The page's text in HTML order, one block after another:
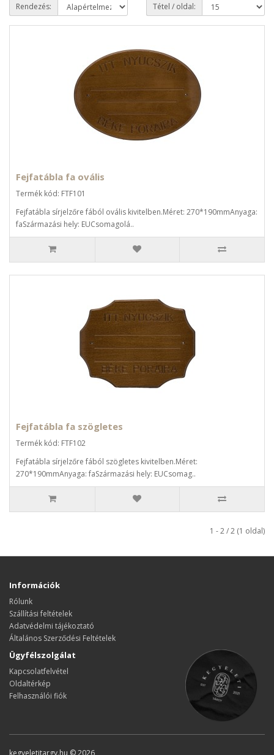
Rendezés: Tétel / oldal:
Fejfatábla fa ovális
Termék kód: FTF101
Fejfatábla sírjelzőre fából ovális kivitelben.Méret: 270*190mmAnyaga:
faSzármazási hely: EUCsomagolá..
Fejfatábla fa szögletes
Termék kód: FTF102
Fejfatábla sírjelzőre fából szögletes kivitelben.Méret:
270*190mmAnyaga: faSzármazási hely: EUCsomag..
1 - 2 / 2 (1 oldal)
Információk
Rólunk
Szállítási feltételek
Adatvédelmi tájékoztató
Általános Szerződési Feltételek
Ügyfélszolgálat
Kapcsolatfelvétel
Oldaltérkép
Felhasználói fiók
kegyeletitargy.hu © 2026